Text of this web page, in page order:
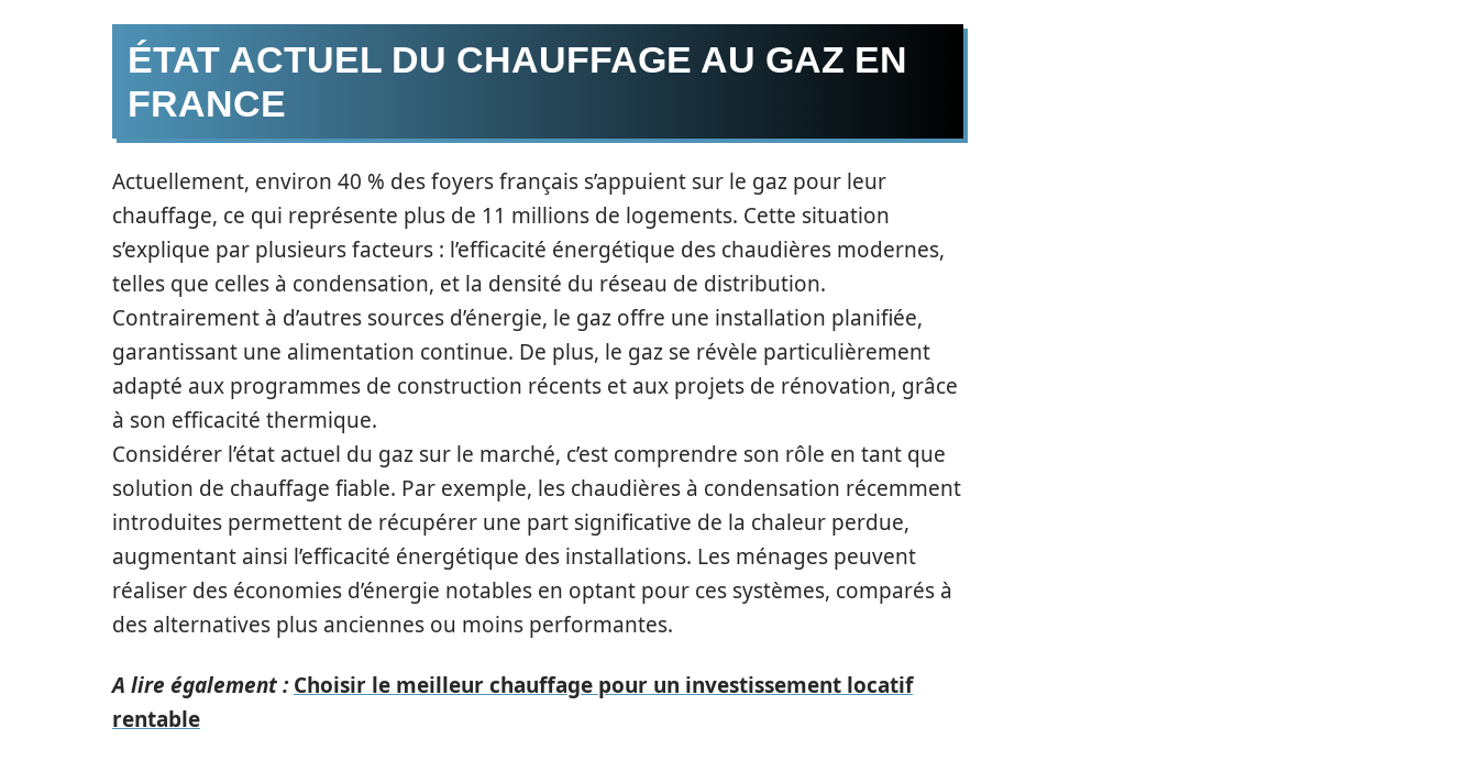
ÉTAT ACTUEL DU CHAUFFAGE AU GAZ EN
FRANCE
Actuellement, environ 40 % des foyers français s’appuient sur le gaz pour leur
chauffage, ce qui représente plus de 11 millions de logements. Cette situation
s’explique par plusieurs facteurs : l’efficacité énergétique des chaudières modernes,
telles que celles à condensation, et la densité du réseau de distribution.
Contrairement à d’autres sources d’énergie, le gaz offre une installation planifiée,
garantissant une alimentation continue. De plus, le gaz se révèle particulièrement
adapté aux programmes de construction récents et aux projets de rénovation, grâce
à son efficacité thermique.
Considérer l’état actuel du gaz sur le marché, c’est comprendre son rôle en tant que
solution de chauffage fiable. Par exemple, les chaudières à condensation récemment
introduites permettent de récupérer une part significative de la chaleur perdue,
augmentant ainsi l’efficacité énergétique des installations. Les ménages peuvent
réaliser des économies d’énergie notables en optant pour ces systèmes, comparés à
des alternatives plus anciennes ou moins performantes.
A lire également : Choisir le meilleur chauffage pour un investissement locatif
rentable